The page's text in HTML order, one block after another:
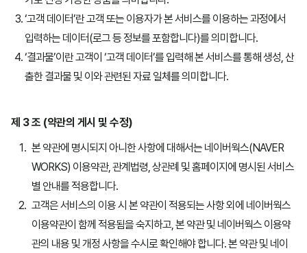
‘고객 데이터’란 고객 또는 이용자가 본 서비스를 이용하는 과정에서
입력하는 데이터(로그 등 정보를 포함합니다)를 의미합니다.
‘결과물’이란 고객이 ‘고객 데이터’를 입력해 본 서비스를 통해 생성, 산
출한 결과물 및 이와 관련된 자료 일체를 의미합니다.
제 3 조 (약관의 게시 및 수정)
본 약관에 명시되지 아니한 사항에 대해서는 네이버웍스(NAVER
WORKS) 이용약관, 관계법령, 상관례 및 홈페이지에 명시된 서비스
별 안내를 적용합니다.
고객은 서비스의 이용 시 본 약관이 적용되는 사항 외에 네이버웍스
이용약관이 함께 적용됨을 숙지하고, 본 약관 및 네이버웍스 이용약
관의 내용 및 개정 사항을 수시로 확인해야 합니다. 본 약관 및 네이